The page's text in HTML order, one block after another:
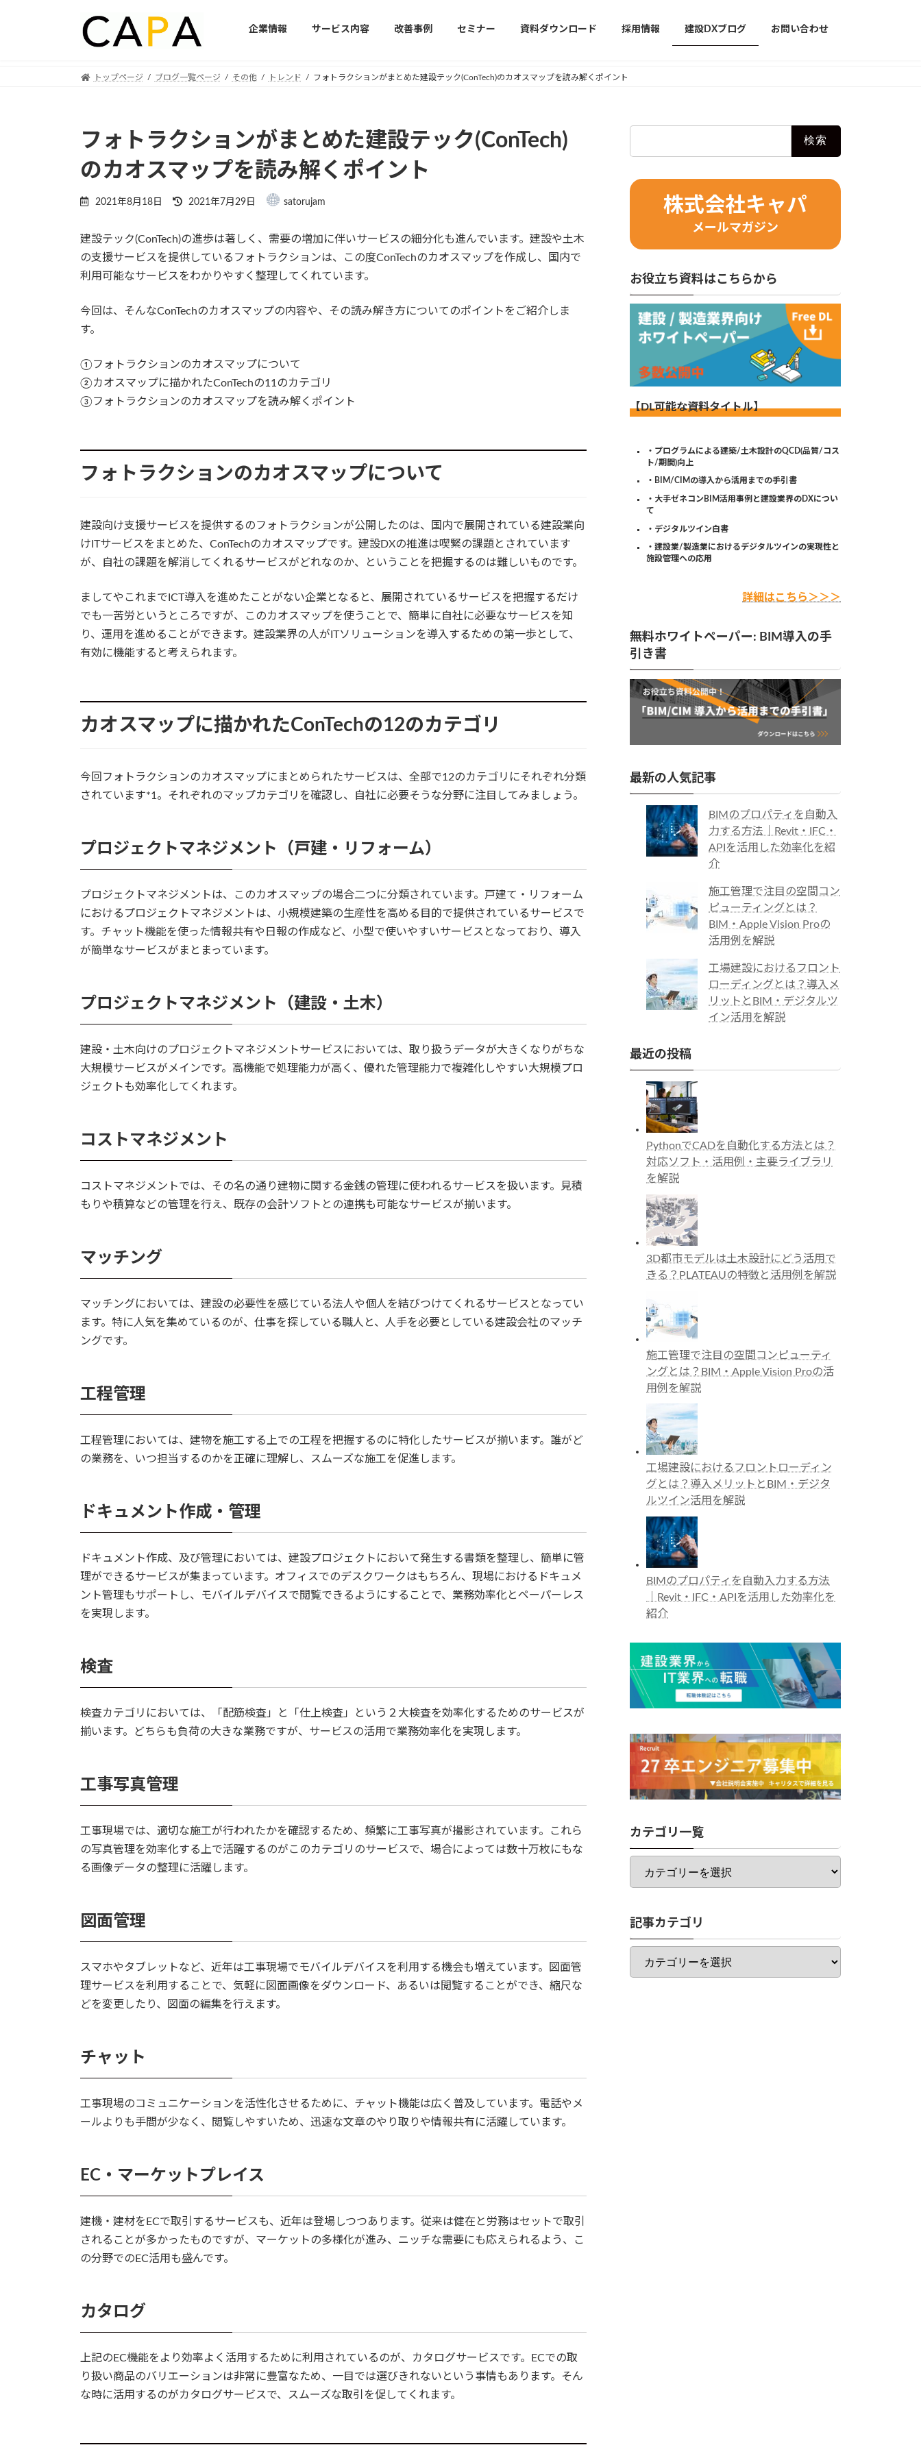
企業情報 サービス内容 改善事例 セミナー 資料ダウンロード 採用情報 建設DXブログ お問い合わせ
トップページ ブログ一覧ページ その他 トレンド フォトラクションがまとめた建設テック(ConTech)のカオスマップを読み解くポイント
フォトラクションがまとめた建設テック(ConTech)
のカオスマップを読み解くポイント
2021年8月18日
Last
updated
2021年7月29日 satorujam
建設テック(ConTech)の進歩は著しく、需要の増加に伴いサービスの細分化も進んでいます。建設や土木
の支援サービスを提供しているフォトラクションは、この度ConTechのカオスマップを作成し、国内で
利用可能なサービスをわかりやすく整理してくれています。
今回は、そんなConTechのカオスマップの内容や、その読み解き方についてのポイントをご紹介しま
す。
①フォトラクションのカオスマップについて
②カオスマップに描かれたConTechの11のカテゴリ
③フォトラクションのカオスマップを読み解くポイント
フォトラクションのカオスマップについて
建設向け支援サービスを提供するのフォトラクションが公開したのは、国内で展開されている建設業向
けITサービスをまとめた、ConTechのカオスマップです。建設DXの推進は喫緊の課題とされています
が、自社の課題を解消してくれるサービスがどれなのか、ということを把握するのは難しいものです。
ましてやこれまでICT導入を進めたことがない企業となると、展開されているサービスを把握するだけ
でも一苦労というところですが、このカオスマップを使うことで、簡単に自社に必要なサービスを知
り、運用を進めることができます。建設業界の人がITソリューションを導入するための第一歩として、
有効に機能すると考えられます。
カオスマップに描かれたConTechの12のカテゴリ
今回フォトラクションのカオスマップにまとめられたサービスは、全部で12のカテゴリにそれぞれ分類
されています*1。それぞれのマップカテゴリを確認し、自社に必要そうな分野に注目してみましょう。
プロジェクトマネジメント（戸建・リフォーム）
プロジェクトマネジメントは、このカオスマップの場合二つに分類されています。戸建て・リフォーム
におけるプロジェクトマネジメントは、小規模建築の生産性を高める目的で提供されているサービスで
す。チャット機能を使った情報共有や日報の作成など、小型で使いやすいサービスとなっており、導入
が簡単なサービスがまとまっています。
プロジェクトマネジメント（建設・土木）
建設・土木向けのプロジェクトマネジメントサービスにおいては、取り扱うデータが大きくなりがちな
大規模サービスがメインです。高機能で処理能力が高く、優れた管理能力で複雑化しやすい大規模プロ
ジェクトも効率化してくれます。
コストマネジメント
コストマネジメントでは、その名の通り建物に関する金銭の管理に使われるサービスを扱います。見積
もりや積算などの管理を行え、既存の会計ソフトとの連携も可能なサービスが揃います。
マッチング
マッチングにおいては、建設の必要性を感じている法人や個人を結びつけてくれるサービスとなってい
ます。特に人気を集めているのが、仕事を探している職人と、人手を必要としている建設会社のマッチ
ングです。
工程管理
工程管理においては、建物を施工する上での工程を把握するのに特化したサービスが揃います。誰がど
の業務を、いつ担当するのかを正確に理解し、スムーズな施工を促進します。
ドキュメント作成・管理
ドキュメント作成、及び管理においては、建設プロジェクトにおいて発生する書類を整理し、簡単に管
理ができるサービスが集まっています。オフィスでのデスクワークはもちろん、現場におけるドキュメ
ント管理もサポートし、モバイルデバイスで閲覧できるようにすることで、業務効率化とペーパーレス
を実現します。
検査
検査カテゴリにおいては、「配筋検査」と「仕上検査」という２大検査を効率化するためのサービスが
揃います。どちらも負荷の大きな業務ですが、サービスの活用で業務効率化を実現します。
工事写真管理
工事現場では、適切な施工が行われたかを確認するため、頻繁に工事写真が撮影されています。これら
の写真管理を効率化する上で活躍するのがこのカテゴリのサービスで、場合によっては数十万枚にもな
る画像データの整理に活躍します。
図面管理
スマホやタブレットなど、近年は工事現場でモバイルデバイスを利用する機会も増えています。図面管
理サービスを利用することで、気軽に図面画像をダウンロード、あるいは閲覧することができ、縮尺な
どを変更したり、図面の編集を行えます。
チャット
工事現場のコミュニケーションを活性化させるために、チャット機能は広く普及しています。電話やメ
ールよりも手間が少なく、閲覧しやすいため、迅速な文章のやり取りや情報共有に活躍しています。
EC・マーケットプレイス
建機・建材をECで取引するサービスも、近年は登場しつつあります。従来は健在と労務はセットで取引
されることが多かったものですが、マーケットの多様化が進み、ニッチな需要にも応えられるよう、こ
の分野でのEC活用も盛んです。
カタログ
上記のEC機能をより効率よく活用するために利用されているのが、カタログサービスです。ECでの取
り扱い商品のバリエーションは非常に豊富なため、一目では選びきれないという事情もあります。そん
な時に活用するのがカタログサービスで、スムーズな取引を促してくれます。
株式会社キャパ
メールマガジン
お役立ち資料はこちらから
【DL可能な資料タイトル】
・プログラムによる建築/土木設計のQCD(品質/コス
ト/期間)向上
・BIM/CIMの導入から活用までの手引書
・大手ゼネコンBIM活用事例と建設業界のDXについ
て
・デジタルツイン白書
・建設業/製造業におけるデジタルツインの実現性と
施設管理への応用
詳細はこちら＞＞＞
無料ホワイトペーパー: BIM導入の手
引き書
最新の人気記事
BIMのプロパティを自動入
力する方法｜Revit・IFC・
APIを活用した効率化を紹
介
施工管理で注目の空間コン
ピューティングとは？
BIM・Apple Vision Proの
活用例を解説
工場建設におけるフロント
ローディングとは？導入メ
リットとBIM・デジタルツ
イン活用を解説
最近の投稿
PythonでCADを自動化する方法とは？
対応ソフト・活用例・主要ライブラリ
を解説
3D都市モデルは土木設計にどう活用で
きる？PLATEAUの特徴と活用例を解説
施工管理で注目の空間コンピューティ
ングとは？BIM・Apple Vision Proの活
用例を解説
工場建設におけるフロントローディン
グとは？導入メリットとBIM・デジタ
ルツイン活用を解説
BIMのプロパティを自動入力する方法
｜Revit・IFC・APIを活用した効率化を
紹介
カテゴリ一覧
カ
ゴ
一
覧
記事カテゴリ
記
カ